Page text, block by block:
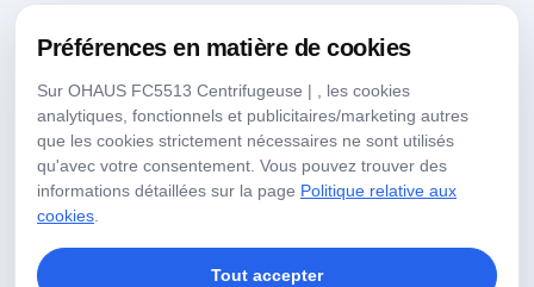
Heures de travail
Jours de semaine 08:00-17:30
09:00-13:30
Préférences en matière de cookies
Sur OHAUS FC5513 Centrifugeuse | , les cookies
analytiques, fonctionnels et publicitaires/marketing autres
que les cookies strictement nécessaires ne sont utilisés
qu'avec votre consentement. Vous pouvez trouver des
informations détaillées sur la page Politique relative aux
cookies
Tout accepter